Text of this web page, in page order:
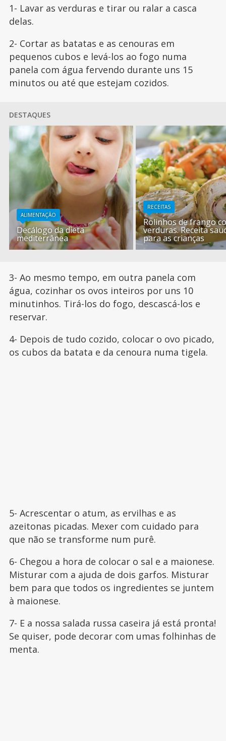
1- Lavar as verduras e tirar ou ralar a casca
delas.
2- Cortar as batatas e as cenouras em
pequenos cubos e levá-los ao fogo numa
panela com água fervendo durante uns 15
minutos ou até que estejam cozidos.
DESTAQUES
ALIMENTAÇÃO
Decálogo da dieta
mediterrânea
RECEITAS
Rolinhos de frango
verduras. Receita
para as crianças
3- Ao mesmo tempo, em outra panela com
água, cozinhar os ovos inteiros por uns 10
minutinhos. Tirá-los do fogo, descascá-los e
reservar.
4- Depois de tudo cozido, colocar o ovo picado,
os cubos da batata e da cenoura numa tigela.
5- Acrescentar o atum, as ervilhas e as
azeitonas picadas. Mexer com cuidado para
que não se transforme num purê.
6- Chegou a hora de colocar o sal e a maionese.
Misturar com a ajuda de dois garfos. Misturar
bem para que todos os ingredientes se juntem
à maionese.
7- E a nossa salada russa caseira já está pronta!
Se quiser, pode decorar com umas folhinhas de
menta.